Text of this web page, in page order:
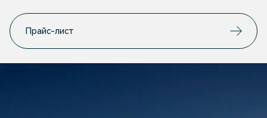
Прайс-лист